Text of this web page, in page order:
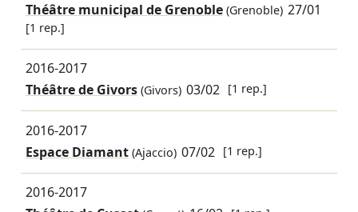
Théâtre municipal de Grenoble(Grenoble) 27/01
[1 rep.]
2016-2017
Théâtre de Givors(Givors) 03/02 [1 rep.]
2016-2017
Espace Diamant(Ajaccio) 07/02 [1 rep.]
2016-2017